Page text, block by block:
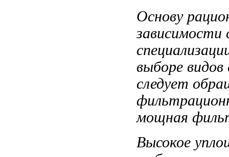
Основу
зависимости
выборе видов
следует
мощная
Высокое